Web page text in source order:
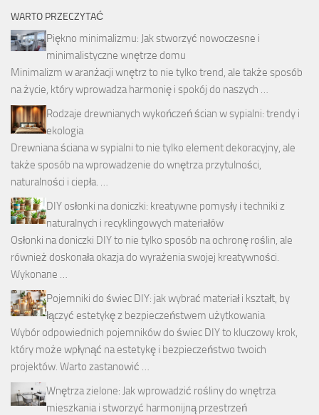
WARTO PRZECZYTAĆ
Piękno minimalizmu: Jak stworzyć nowoczesne i
minimalistyczne wnętrze domu
Minimalizm w aranżacji wnętrz to nie tylko trend, ale także sposób
na życie, który wprowadza harmonię i spokój do naszych …
Rodzaje drewnianych wykończeń ścian w sypialni: trendy i
ekologia
Drewniana ściana w sypialni to nie tylko element dekoracyjny, ale
także sposób na wprowadzenie do wnętrza przytulności,
naturalności i ciepła. …
DIY osłonki na doniczki: kreatywne pomysły i techniki z
naturalnych i recyklingowych materiałów
Osłonki na doniczki DIY to nie tylko sposób na ochronę roślin, ale
również doskonała okazja do wyrażenia swojej kreatywności.
Wykonane …
Pojemniki do świec DIY: jak wybrać materiał i kształt, by
łączyć estetykę z bezpieczeństwem użytkowania
Wybór odpowiednich pojemników do świec DIY to kluczowy krok,
który może wpłynąć na estetykę i bezpieczeństwo twoich
projektów. Warto zastanowić …
Wnętrza zielone: Jak wprowadzić rośliny do wnętrza
mieszkania i stworzyć harmonijną przestrzeń